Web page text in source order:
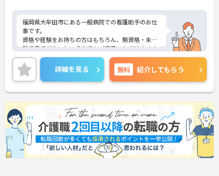
福岡県大牟田市にある一般病院での看護助手のお仕
事です。
資格や経験をお持ちの方はもちろん、無資格・未経
験で自信がないという方でもご応募いただけます♪
残業もほとんどございませんのでプライベートや家
庭との両立もしやすい環境です。
賞与・昇給あり。頑張りをしっかりと評価している
ので、モチベーションも保てます☆
車通勤が可能なので、遠くにお住まいの方もストレ
ス少なく通っていただけます。
ご興味がある方は是非一度マイナビまでお問合せ下
さい。更に詳細などお伝えします。
詳細を見る 無料 紹介してもらう